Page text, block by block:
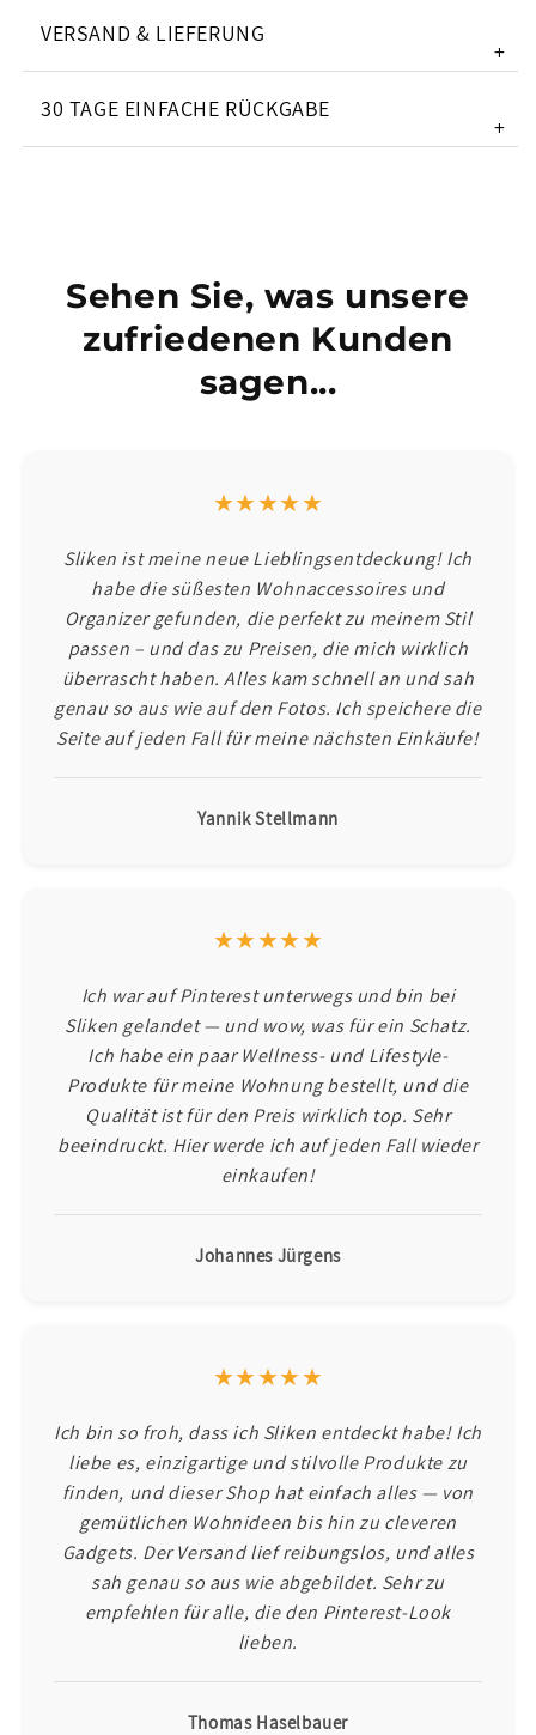
VERSAND & LIEFERUNG
+
30 TAGE EINFACHE RÜCKGABE
+
Sehen Sie, was unsere
zufriedenen Kunden
sagen...
★★★★★
Sliken ist meine neue Lieblingsentdeckung! Ich
habe die süßesten Wohnaccessoires und
Organizer gefunden, die perfekt zu meinem Stil
passen – und das zu Preisen, die mich wirklich
überrascht haben. Alles kam schnell an und sah
genau so aus wie auf den Fotos. Ich speichere die
Seite auf jeden Fall für meine nächsten Einkäufe!
Yannik Stellmann
★★★★★
Ich war auf Pinterest unterwegs und bin bei
Sliken gelandet — und wow, was für ein Schatz.
Ich habe ein paar Wellness- und Lifestyle-
Produkte für meine Wohnung bestellt, und die
Qualität ist für den Preis wirklich top. Sehr
beeindruckt. Hier werde ich auf jeden Fall wieder
einkaufen!
Johannes Jürgens
★★★★★
Ich bin so froh, dass ich Sliken entdeckt habe! Ich
liebe es, einzigartige und stilvolle Produkte zu
finden, und dieser Shop hat einfach alles — von
gemütlichen Wohnideen bis hin zu cleveren
Gadgets. Der Versand lief reibungslos, und alles
sah genau so aus wie abgebildet. Sehr zu
empfehlen für alle, die den Pinterest-Look
lieben.
Thomas Haselbauer